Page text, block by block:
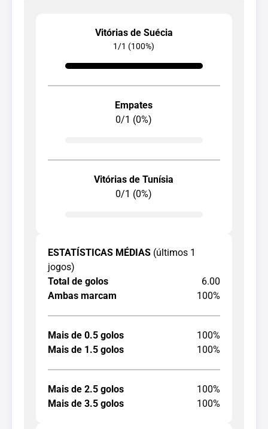
Vitórias de Suécia
1/1 (100%)
Empates
0/1 (0%)
Vitórias de Tunísia
0/1 (0%)
ESTATÍSTICAS MÉDIAS (últimos 1
jogos)
Total de golos
6.00
Ambas marcam
100%
Mais de 0.5 golos
100%
Mais de 1.5 golos
100%
Mais de 2.5 golos
100%
Mais de 3.5 golos
100%